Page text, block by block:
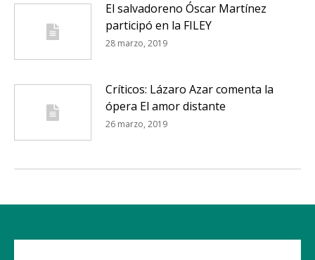
El salvadoreno Óscar Martínez
participó en la FILEY
28 marzo, 2019
Críticos: Lázaro Azar comenta la
ópera El amor distante
26 marzo, 2019